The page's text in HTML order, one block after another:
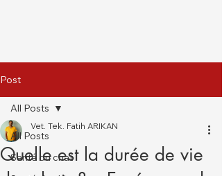
Post
All Posts
Santé du chat
All Posts
Quelle est la durée de vie
Vet. Tek. Fatih ARIKAN